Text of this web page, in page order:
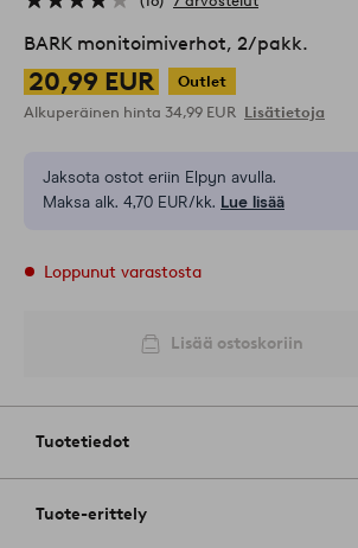
BARK monitoimiverhot, 2/pakk.
20,99 EUR
Outlet
Alkuperäinen hinta 34,99 EUR Lisätietoja
Jaksota ostot eriin Elpyn avulla.
Maksa alk. 4,70 EUR/kk. Lue lisää
Loppunut varastosta
Lisää ostoskoriin
Tuotetiedot
Tuote-erittely